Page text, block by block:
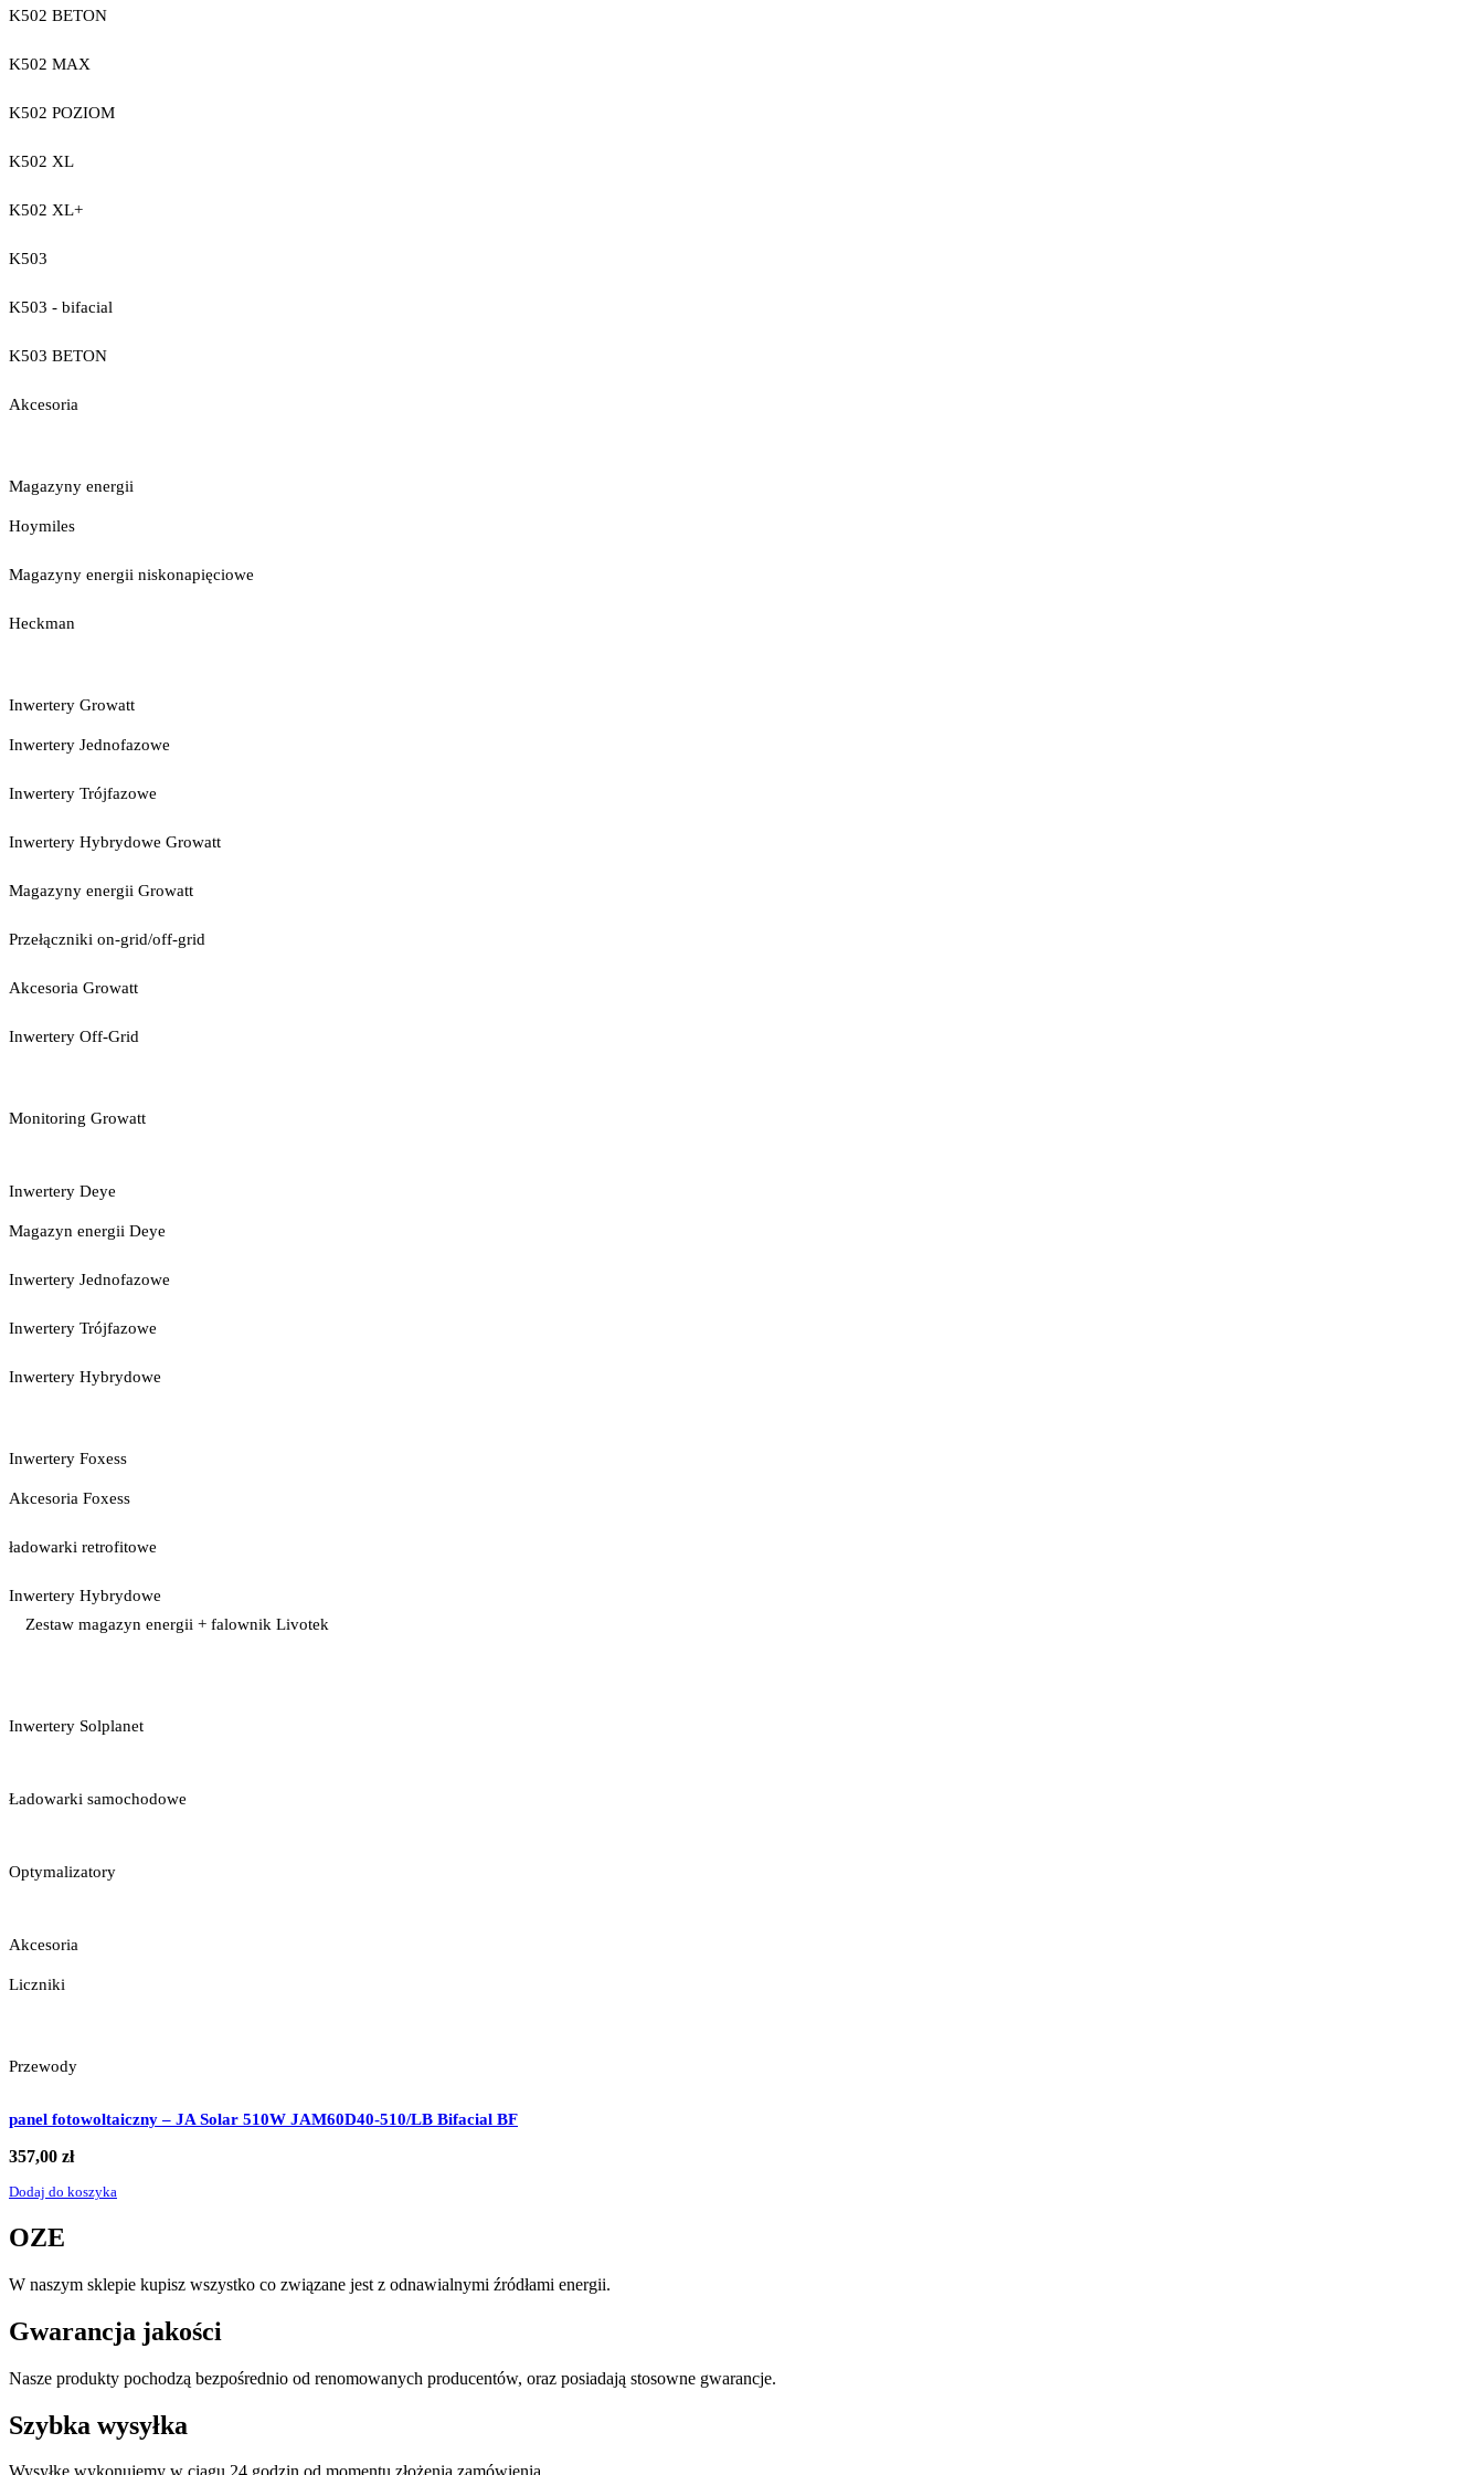
K502 BETON
K502 MAX
K502 POZIOM
K502 XL
K502 XL+
K503
K503 - bifacial
K503 BETON
Akcesoria
Magazyny energii
Hoymiles
Magazyny energii niskonapięciowe
Heckman
Inwertery Growatt
Inwertery Jednofazowe
Inwertery Trójfazowe
Inwertery Hybrydowe Growatt
Magazyny energii Growatt
Przełączniki on-grid/off-grid
Akcesoria Growatt
Inwertery Off-Grid
Monitoring Growatt
Inwertery Deye
Magazyn energii Deye
Inwertery Jednofazowe
Inwertery Trójfazowe
Inwertery Hybrydowe
Inwertery Foxess
Akcesoria Foxess
ładowarki retrofitowe
Inwertery Hybrydowe
Zestaw magazyn energii + falownik Livotek
Inwertery Solplanet
Ładowarki samochodowe
Optymalizatory
Akcesoria
Liczniki
Przewody
panel fotowoltaiczny – JA Solar 510W JAM60D40-510/LB Bifacial BF
357,00 zł
Dodaj do koszyka
OZE
W naszym sklepie kupisz wszystko co związane jest z odnawialnymi źródłami energii.
Gwarancja jakości
Nasze produkty pochodzą bezpośrednio od renomowanych producentów, oraz posiadają stosowne gwarancje.
Szybka wysyłka